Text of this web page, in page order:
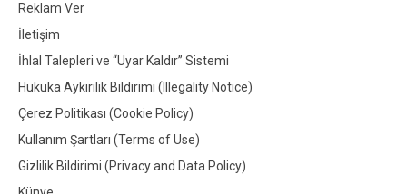
Reklam Ver
İletişim
İhlal Talepleri ve “Uyar Kaldır” Sistemi
Hukuka Aykırılık Bildirimi (Illegality Notice)
Çerez Politikası (Cookie Policy)
Kullanım Şartları (Terms of Use)
Gizlilik Bildirimi (Privacy and Data Policy)